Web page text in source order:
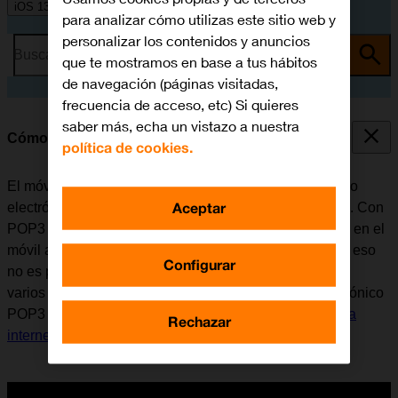
iOS 13.0
Busca por problema o tema
Cómo configurar el correo electrónico POP3
El móvil se puede configurar para enviar y recibir correo
electrónico desde varias cuentas de correo electrónico. Con
POP3 se descarga el correo electrónico de forma local en el
móvil al mismo tiempo que se elimina del servidor. Por eso
no es posible tener acceso al correo electrónico desde
varios dispositivos. Antes de configurar el correo electrónico
POP3 en el móvil, es necesario
configurar el móvil para
internet
para analizar cómo utilizas este sitio web y
personalizar los contenidos y anuncios
que te mostramos en base a tus hábitos
de navegación (páginas visitadas,
frecuencia de acceso, etc) Si quieres
saber más, echa un vistazo a nuestra
política de cookies.
Configurar
Rechazar
Aceptar